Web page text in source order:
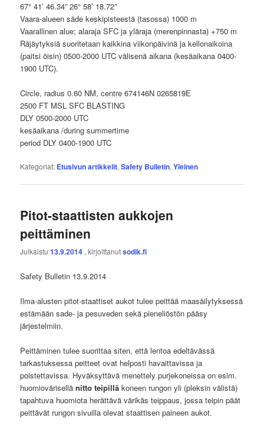
67° 41’ 46.34” 26° 58’ 18.72”
Vaara-alueen säde keskipisteestä (tasossa) 1000 m
Vaarallinen alue; alaraja SFC ja yläraja (merenpinnasta) +750 m
Räjäytyksiä suoritetaan kaikkina viikonpäivinä ja kellonaikoina
(paitsi öisin) 0500-2000 UTC välisenä aikana (kesäaikana 0400-
1900 UTC).
Circle, radius 0.60 NM, centre 674146N 0265819E
2500 FT MSL SFC BLASTING
DLY 0500-2000 UTC
kesäaikana /during summertime
period DLY 0400-1900 UTC
Kategoriat: Etusivun artikkelit,Safety Bulletin,Yleinen
Pitot-staattisten aukkojen
peittäminen
Julkaistu13.9.2014 , kirjoittanutsodik.fi
Safety Bulletin 13.9.2014
Ilma-alusten pitot-staattiset aukot tulee peittää maasäilytyksessä
estämään sade- ja pesuveden sekä pieneliöstön pääsy
järjestelmiin.
Peittäminen tulee suorittaa siten, että lentoa edeltävässä
tarkastuksessa peitteet ovat helposti havaittavissa ja
poistettavissa. Hyväksyttävä menettely purjekoneissa on esim.
huomiovärisellänitto teipillä koneen rungon yli (pleksin välistä)
tapahtuva huomiota herättävä värikäs teippaus, jossa teipin päät
peittävät rungon sivuilla olevat staattisen paineen aukot.